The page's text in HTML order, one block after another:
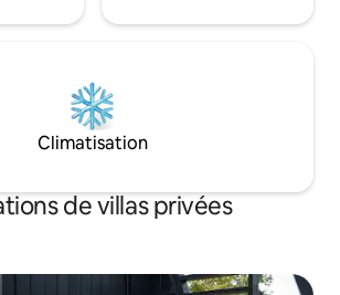
Climatisation
de villas privées